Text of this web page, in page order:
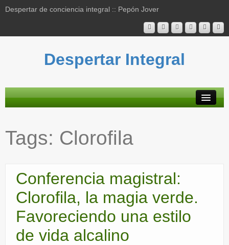
Despertar de conciencia integral :: Pepón Jover
Despertar Integral
Actividades
Bibliografía
Mapa contenidos
Contacto
Tags: Clorofila
Conferencia magistral:
Clorofila, la magia verde.
Favoreciendo una estilo
de vida alcalino